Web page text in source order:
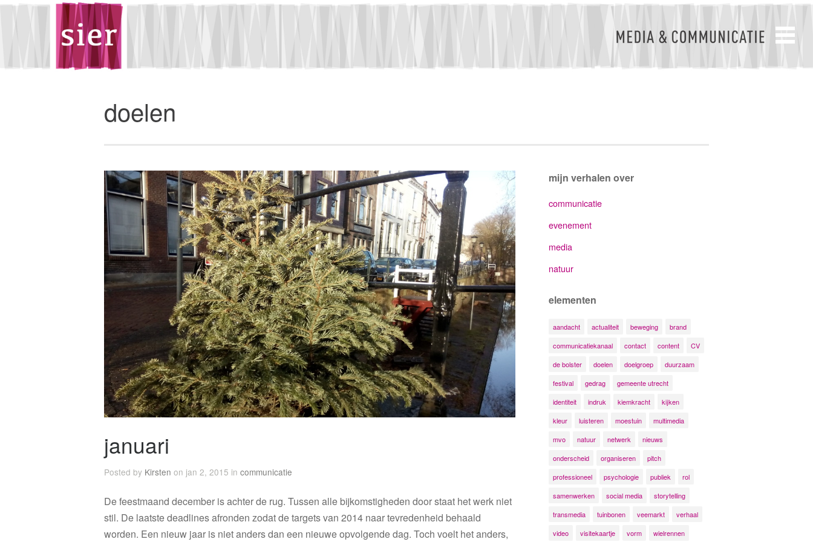
doelen
januari
Posted by Kirsten on jan 2, 2015 in communicatie
De feestmaand december is achter de rug. Tussen alle bijkomstigheden door staat het werk niet
stil. De laatste deadlines afronden zodat de targets van 2014 naar tevredenheid behaald
worden. Een nieuw jaar is niet anders dan een nieuwe opvolgende dag. Toch voelt het anders,
mijn verhalen over
communicatie
evenement
media
natuur
elementen
aandacht actualiteit beweging
brand
communicatiekanaal
contact content
CV
de bolster
doelen doelgroep
duurzaam
festival
gedrag
gemeente utrecht
identiteit
indruk kiemkracht
kijken
kleur
luisteren moestuin
multimedia
mvo
natuur netwerk
nieuws
onderscheid
organiseren
pitch
professioneel
psychologie publiek
rol
samenwerken
social media
storytelling
transmedia
tuinbonen veemarkt
verhaal
video
visitekaartje vorm wielrennen